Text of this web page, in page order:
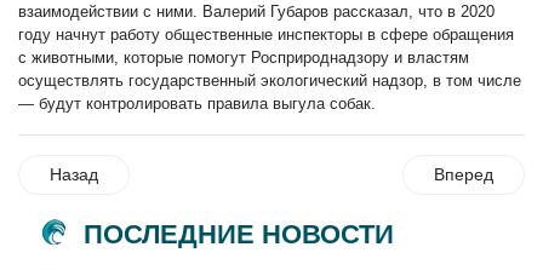
взаимодействии с ними. Валерий Губаров рассказал, что в 2020
году начнут работу общественные инспекторы в сфере обращения
с животными, которые помогут Росприроднадзору и властям
осуществлять государственный экологический надзор, в том числе
— будут контролировать правила выгула собак.
Назад Вперед
ПОСЛЕДНИЕ НОВОСТИ